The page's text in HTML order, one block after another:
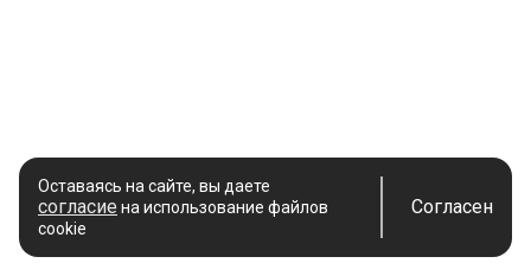
Оставаясь на сайте, вы даете
согласие на использование файлов
cookie
Согласен